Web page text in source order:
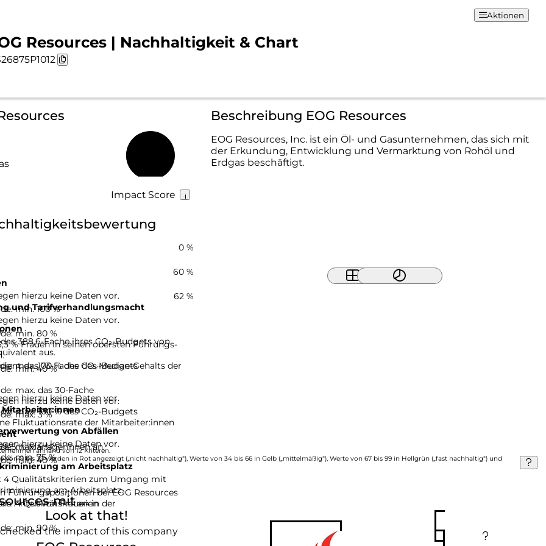
Resources | Nachhaltigkeit & Chart
Aktionen
Impact Score
Beschreibung EOG Resources
EOG Resources, Inc. ist ein Öl- und Gasunternehmen, das sich mit
der Erkundung, Entwicklung und Vermarktung von Rohöl und
Erdgas beschäftigt.
0 %
hierzu keine Daten vor.
min. 100 %
388,6-Fache ihres CO₂-Budgets von
aus.
max. 100 % des CO₂-Budgets
hierzu keine Daten vor.
max. 100 % des CO₂-Budgets
von Abfällen
hierzu keine Daten vor.
min. 75 %
60 %
und Tarifverhandlungsmacht
hierzu keine Daten vor.
min. 80 %
das 73-Fache des Median-Gehalts der
max. das 30-Fache
Fluktuationsrate der Mitarbeiter:innen
max. 5 %
am Arbeitsplatz
4 Qualitätskriterien zum Umgang mit
am Arbeitsplatz.
4 Qualitätskriterien
62 %
% Frauen in seinen obersten Führungs-
min. 40 %
hierzu keine Daten vor.
max. 3 %
% Managerinnen an.
min. 40 %
Führungspositionen bei EOG Resources
Anteil von Frauen in der
min. 90 %
anhand von 12 Kriteren.
von 0 bis 33 werden in Rot angezeigt („nicht nachhaltig“), Werte von 34 bis 66 in Gelb („mittelmäßig“), Werte von 67 bis 99 in Hellgrün („fast nachhaltig“) und
Look at that!
the impact of this company
mit ...